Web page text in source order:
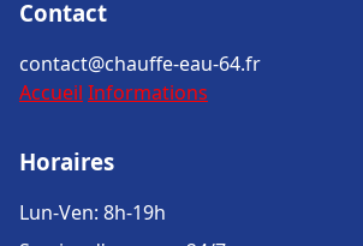
Contact
contact@chauffe-eau-64.fr
Accueil Informations
Horaires
Lun-Ven: 8h-19h